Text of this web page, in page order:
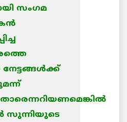
സംഗമ
നേട്ടങ്ങള്‍ക്ക്
സുന്നിയുടെ